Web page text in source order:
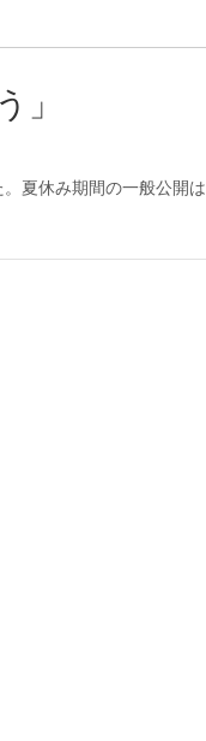
」
夏休み期間の一般公開は